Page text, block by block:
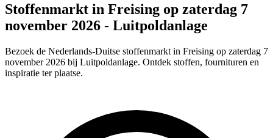
Stoffenmarkt in Freising op zaterdag 7
november 2026 - Luitpoldanlage
Bezoek de Nederlands-Duitse stoffenmarkt in Freising op zaterdag 7
november 2026 bij Luitpoldanlage. Ontdek stoffen, fournituren en
inspiratie ter plaatse.